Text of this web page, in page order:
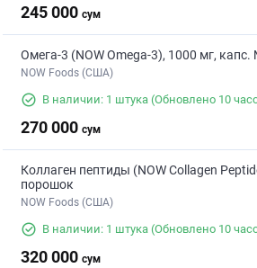
245 000 сум
Омега-3 (NOW Omega-3), 1000 мг,
NOW Foods (США)
В наличии: 1 штука (Обновлено 10
270 000 сум
Коллаген пептиды (NOW Collagen
порошок
NOW Foods (США)
В наличии: 1 штука (Обновлено 10
320 000 сум